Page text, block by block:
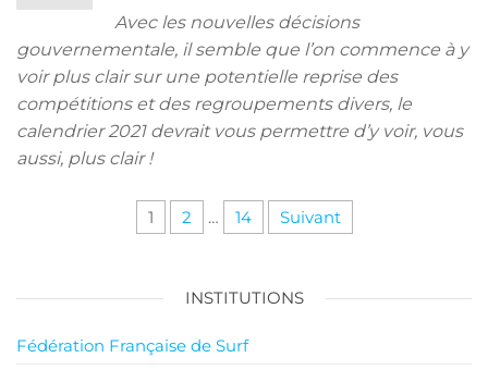
Avec les nouvelles décisions
gouvernementale, il semble que l’on commence à y
voir plus clair sur une potentielle reprise des
compétitions et des regroupements divers, le
calendrier 2021 devrait vous permettre d’y voir, vous
aussi, plus clair !
Pagination
publications
1 2 … 14 Suivant
INSTITUTIONS
Fédération Française de Surf